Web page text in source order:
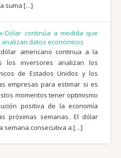
suma […]
Dólar continúa a medida que
datos económicos
americano continua a la
los inversores analizan los
de Estados Unidos y los
empresas para estimar si es
momentos tener optimismo
positiva de la economía
próximas semanas. El dólar
semana consecutiva a […]